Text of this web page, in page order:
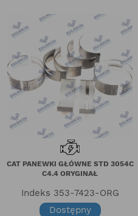
CAT PANEWKI GŁÓWNE STD 3054C
C4.4 ORYGINAŁ
Indeks 353-7423-ORG
Dostępny